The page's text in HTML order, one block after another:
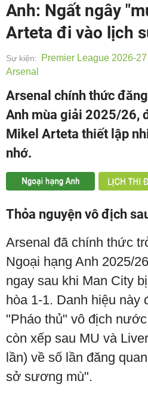
Anh: Ngất ngây
Arteta đi vào lịch
Sự kiện: Premier League 2026-27
Arsenal
Arsenal chính thức
Anh mùa giải 2025/26,
Mikel Arteta thiết lập
nhớ.
Thỏa nguyện vô địch
Arsenal đã chính thức
Ngoại hạng Anh 2025/
ngay sau khi Man City bị
hòa 1-1. Danh hiệu này
"Pháo thủ" vô địch
còn xếp sau MU và
lần) về số lần đăng
sở sương mù".